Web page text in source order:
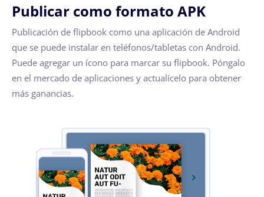
Publicar como formato APK
Publicación de flipbook como una aplicación de Android
que se puede instalar en teléfonos/tabletas con Android.
Puede agregar un ícono para marcar su flipbook. Póngalo
en el mercado de aplicaciones y actualícelo para obtener
más ganancias.